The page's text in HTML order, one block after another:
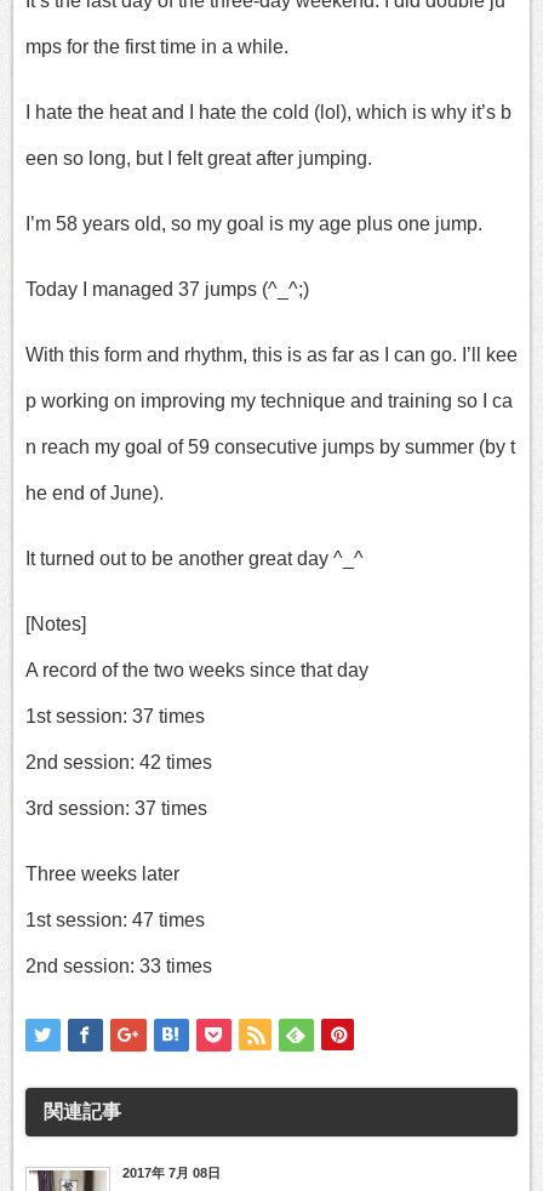
mps for the first time in a while.
I hate the heat and I hate the cold (lol), which is why it’s b
een so long, but I felt great after jumping.
I’m 58 years old, so my goal is my age plus one jump.
Today I managed 37 jumps (^_^;)
With this form and rhythm, this is as far as I can go. I’ll kee
p working on improving my technique and training so I ca
n reach my goal of 59 consecutive jumps by summer (by t
he end of June).
It turned out to be another great day ^_^
[Notes]
A record of the two weeks since that day
1st session: 37 times
2nd session: 42 times
3rd session: 37 times
Three weeks later
1st session: 47 times
2nd session: 33 times
関連記事
2017年 7月 08日